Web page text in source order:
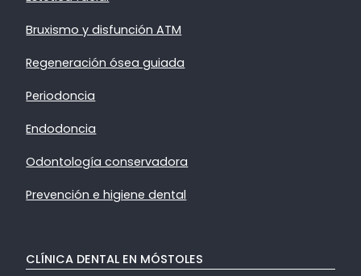
Bruxismo y disfunción ATM
Regeneración ósea guiada
Periodoncia
Endodoncia
Odontología conservadora
Prevención e higiene dental
CLÍNICA DENTAL EN MÓSTOLES